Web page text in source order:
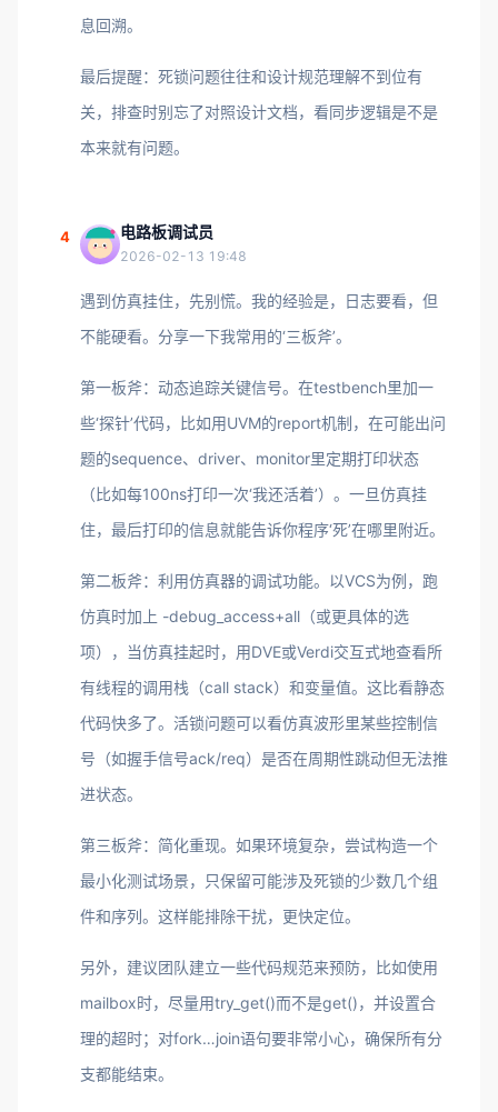
息回溯。
最后提醒：死锁问题往往和设计规范理解不到位有
关，排查时别忘了对照设计文档，看同步逻辑是不是
本来就有问题。
4 电路板调试员
2026-02-13 19:48
遇到仿真挂住，先别慌。我的经验是，日志要看，但
不能硬看。分享一下我常用的‘三板斧’。
第一板斧：动态追踪关键信号。在testbench里加一
些‘探针’代码，比如用UVM的report机制，在可能出问
题的sequence、driver、monitor里定期打印状态
（比如每100ns打印一次‘我还活着’）。一旦仿真挂
住，最后打印的信息就能告诉你程序‘死’在哪里附近。
第二板斧：利用仿真器的调试功能。以VCS为例，跑
仿真时加上 -debug_access+all（或更具体的选
项），当仿真挂起时，用DVE或Verdi交互式地查看所
有线程的调用栈（call stack）和变量值。这比看静态
代码快多了。活锁问题可以看仿真波形里某些控制信
号（如握手信号ack/req）是否在周期性跳动但无法推
进状态。
第三板斧：简化重现。如果环境复杂，尝试构造一个
最小化测试场景，只保留可能涉及死锁的少数几个组
件和序列。这样能排除干扰，更快定位。
另外，建议团队建立一些代码规范来预防，比如使用
mailbox时，尽量用try_get()而不是get()，并设置合
理的超时；对fork…join语句要非常小心，确保所有分
支都能结束。